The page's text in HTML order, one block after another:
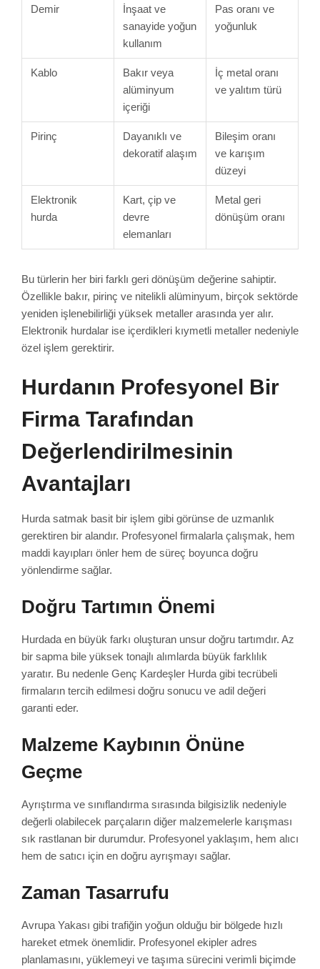
Demir
İnşaat ve
sanayide yoğun
kullanım
Pas oranı ve
yoğunluk
Kablo
Bakır veya
alüminyum
içeriği
İç metal oranı
ve yalıtım türü
Pirinç
Dayanıklı ve
dekoratif alaşım
Bileşim oranı
ve karışım
düzeyi
Elektronik
hurda
Kart, çip ve
devre
elemanları
Metal geri
dönüşüm oranı
Bu türlerin her biri farklı geri dönüşüm değerine sahiptir.
Özellikle bakır, pirinç ve nitelikli alüminyum, birçok sektörde
yeniden işlenebilirliği yüksek metaller arasında yer alır.
Elektronik hurdalar ise içerdikleri kıymetli metaller nedeniyle
özel işlem gerektirir.
Hurdanın Profesyonel Bir
Firma Tarafından
Değerlendirilmesinin
Avantajları
Hurda satmak basit bir işlem gibi görünse de uzmanlık
gerektiren bir alandır. Profesyonel firmalarla çalışmak, hem
maddi kayıpları önler hem de süreç boyunca doğru
yönlendirme sağlar.
Doğru Tartımın Önemi
Hurdada en büyük farkı oluşturan unsur doğru tartımdır. Az
bir sapma bile yüksek tonajlı alımlarda büyük farklılık
yaratır. Bu nedenle Genç Kardeşler Hurda gibi tecrübeli
firmaların tercih edilmesi doğru sonucu ve adil değeri
garanti eder.
Malzeme Kaybının Önüne
Geçme
Ayrıştırma ve sınıflandırma sırasında bilgisizlik nedeniyle
değerli olabilecek parçaların diğer malzemelerle karışması
sık rastlanan bir durumdur. Profesyonel yaklaşım, hem alıcı
hem de satıcı için en doğru ayrışmayı sağlar.
Zaman Tasarrufu
Avrupa Yakası gibi trafiğin yoğun olduğu bir bölgede hızlı
hareket etmek önemlidir. Profesyonel ekipler adres
planlamasını, yüklemeyi ve taşıma sürecini verimli biçimde